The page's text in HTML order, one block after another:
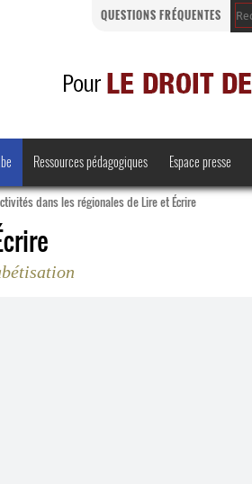
QUESTIONS FRÉQUENTES
Ressources pédagogiques Espace presse
dans les régionales de Lire et Écrire